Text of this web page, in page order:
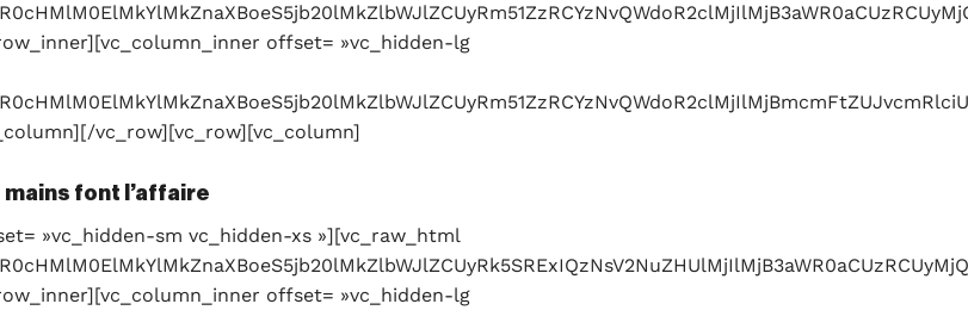
offset= »vc_hidden-lg
vc_row][vc_row][vc_column]
font l’affaire
»vc_hidden-sm vc_hidden-xs »][vc_raw_html
offset= »vc_hidden-lg